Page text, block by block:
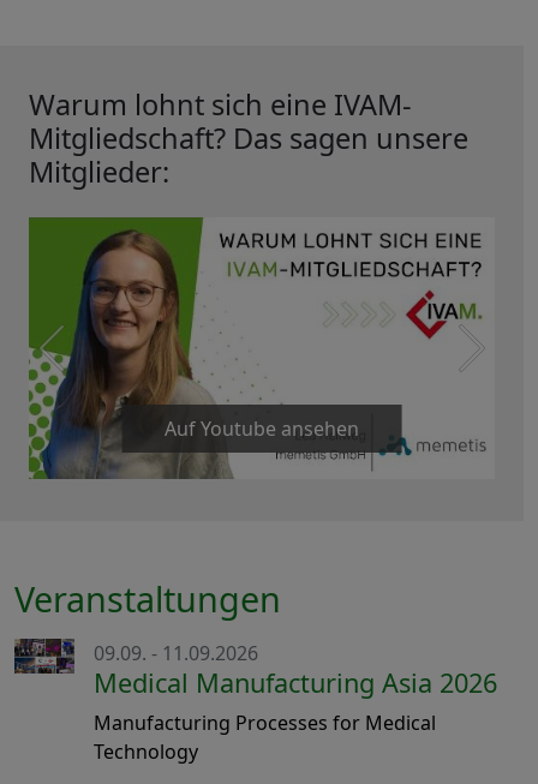
Warum lohnt sich eine IVAM-
Mitgliedschaft? Das sagen unsere
Mitglieder:
Auf Youtube ansehen
Veranstaltungen
09.09. - 11.09.2026
Medical Manufacturing Asia 2026
Manufacturing Processes for Medical
Technology